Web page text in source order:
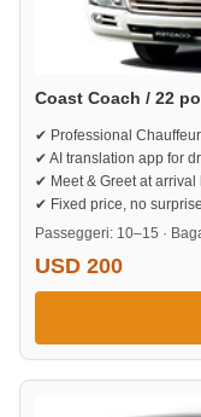
Coast Coach / 22
✔ Professional Chauffeur
✔ AI translation app for
✔ Meet & Greet at arrival
✔ Fixed price, no
Passeggeri: 10–15 ·
USD 200